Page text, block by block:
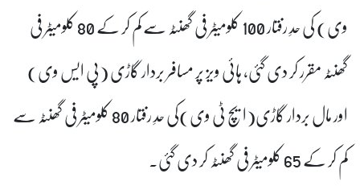
وی) کی حدِ رفتار 100 کلومیٹر فی گھنٹہ سے کم کر کے 80 کلومیٹر فی
گھنٹہ مقرر کر دی گئی، ہائی ویز پر مسافر بردار گاڑی (پی ایس وی)
اور مال بردار گاڑی(ایچ ٹی وی)کی حدِ رفتار 80 کلومیٹر فی گھنٹہ سے
کم کر کے 65 کلومیٹر فی گھنٹہ کر دی گئی۔